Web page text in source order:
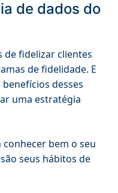
de dados do
de fidelizar clientes
de fidelidade. E
desses
uma estratégia
bem o seu
seus hábitos de